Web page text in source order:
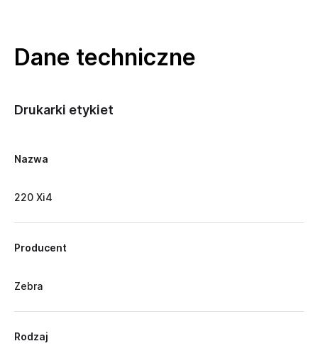
Dane techniczne
Drukarki etykiet
Nazwa
220 Xi4
Producent
Zebra
Rodzaj